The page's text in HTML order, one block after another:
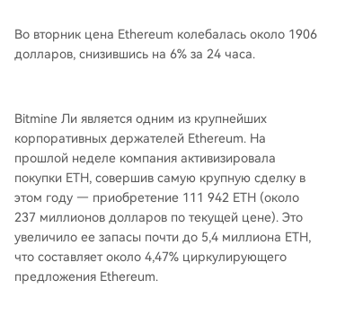
Во вторник цена Ethereum колебалась около 1906
долларов, снизившись на 6% за 24 часа.
Bitmine Ли является одним из крупнейших
корпоративных держателей Ethereum. На
прошлой неделе компания активизировала
покупки ETH, совершив самую крупную сделку в
этом году — приобретение 111 942 ETH (около
237 миллионов долларов по текущей цене). Это
увеличило ее запасы почти до 5,4 миллиона ETH,
что составляет около 4,47% циркулирующего
предложения Ethereum.